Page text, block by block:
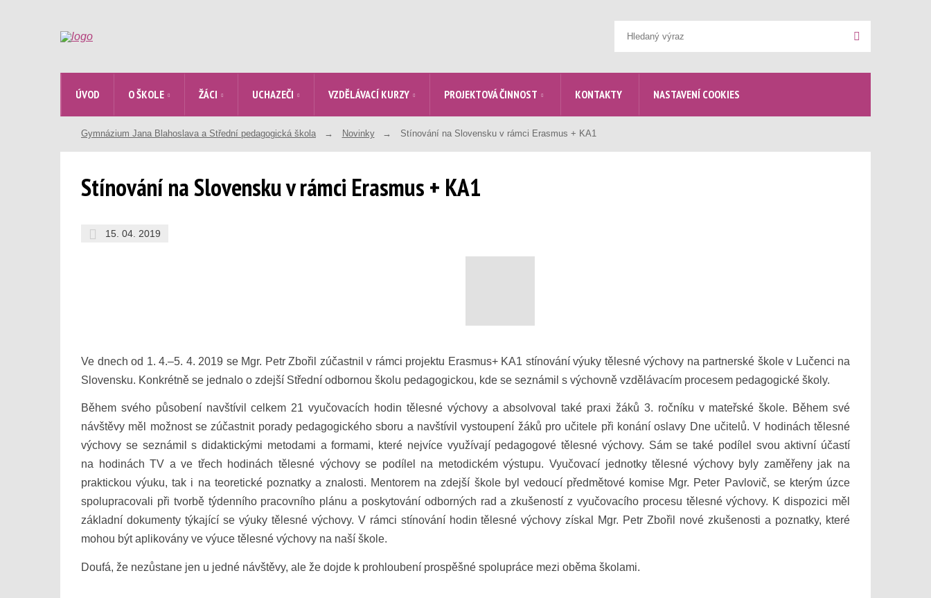
Hledat
ÚVOD O ŠKOLE ŽÁCI UCHAZEČI VZDĚLÁVACÍ KURZY PROJEKTOVÁ ČINNOST KONTAKTY NASTAVENÍ COOKIES
Gymnázium Jana Blahoslava a Střední pedagogická škola Novinky Stínování na Slovensku v rámci Erasmus + KA1
Stínování na Slovensku v rámci Erasmus + KA1
15. 04. 2019
Ve dnech od 1. 4.–5. 4. 2019 se Mgr. Petr Zbořil zúčastnil v rámci projektu Erasmus+ KA1 stínování výuky tělesné výchovy na partnerské škole v Lučenci na
Slovensku. Konkrétně se jednalo o zdejší Střední odbornou školu pedagogickou, kde se seznámil s výchovně vzdělávacím procesem pedagogické školy.
Během svého působení navštívil celkem 21 vyučovacích hodin tělesné výchovy a absolvoval také praxi žáků 3. ročníku v mateřské škole. Během své
návštěvy měl možnost se zúčastnit porady pedagogického sboru a navštívil vystoupení žáků pro učitele při konání oslavy Dne učitelů. V hodinách tělesné
výchovy se seznámil s didaktickými metodami a formami, které nejvíce využívají pedagogové tělesné výchovy. Sám se také podílel svou aktivní účastí
na hodinách TV a ve třech hodinách tělesné výchovy se podílel na metodickém výstupu. Vyučovací jednotky tělesné výchovy byly zaměřeny jak na
praktickou výuku, tak i na teoretické poznatky a znalosti. Mentorem na zdejší škole byl vedoucí předmětové komise Mgr. Peter Pavlovič, se kterým úzce
spolupracovali při tvorbě týdenního pracovního plánu a poskytování odborných rad a zkušeností z vyučovacího procesu tělesné výchovy. K dispozici měl
základní dokumenty týkající se výuky tělesné výchovy. V rámci stínování hodin tělesné výchovy získal Mgr. Petr Zbořil nové zkušenosti a poznatky, které
mohou být aplikovány ve výuce tělesné výchovy na naší škole.
Doufá, že nezůstane jen u jedné návštěvy, ale že dojde k prohloubení prospěšné spolupráce mezi oběma školami.